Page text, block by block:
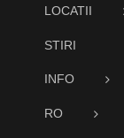
LOCATII
STIRI
INFO
RO